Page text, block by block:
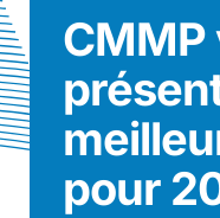
Transformation
Nos minéraux
CMMP
pour